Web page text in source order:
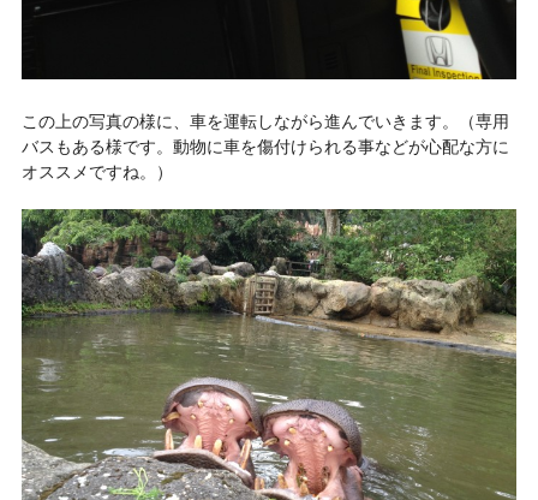
この上の写真の様に、車を運転しながら進んでいきます。（専用
バスもある様です。動物に車を傷付けられる事などが心配な方に
オススメですね。）